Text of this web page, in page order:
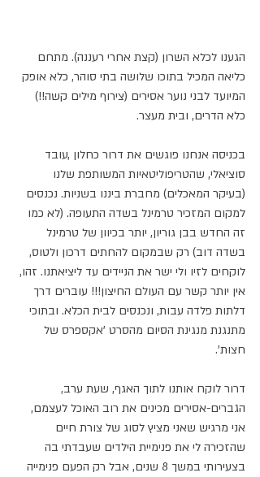
הגענו לכלא השרון (קצת אחרי רעננה). מתחם
כליאה המכיל בתוכו שלושה בתי סוהר, כלא אופק
המיועד לבני נוער אסירים (צירוף מילים קשה!!)
כלא הדרים, ובית מעצר.
בכניסה אנחנו פוגשים את דרור כחלון ,עובד
סוציאלי, שהטריפוליטאיות המשותפת שלנו
(בעיקר המאכלים) מחברת ביננו בשניות. נכנסים
למקום המזכיר טרמינל בשדה התעופה. (לא כמו
זה החדש בבן גוריון, יותר בכיוון של טרמינל
בשדה דוב) רק שבמקום להחתים דרכון ולטוס,
לוקחים לזיו ולי ישר את הניידים עד ליציאתנו. זהו,
אין יותר קשר עם העולם החיצון!!! עוברים דרך
דלתות פלדה עבות, ונכנסים לבית הכלא. ובתוכי
מתנגנת מנגינת הסיום מהסרט 'אקספרס של
חצות'.
דרור לוקח אותנו לתוך האגף, שעת ערב,
הגברים-אסירים מכינים את רוב האוכל לעצמם,
אני מרגיש שאני מציץ לסוג של צורת חיים
שהזכירה לי את פנימיית הילדים שעבדתי בה
בצעירותי במשך 8 שנים, אבל רק הפעם פנימייה